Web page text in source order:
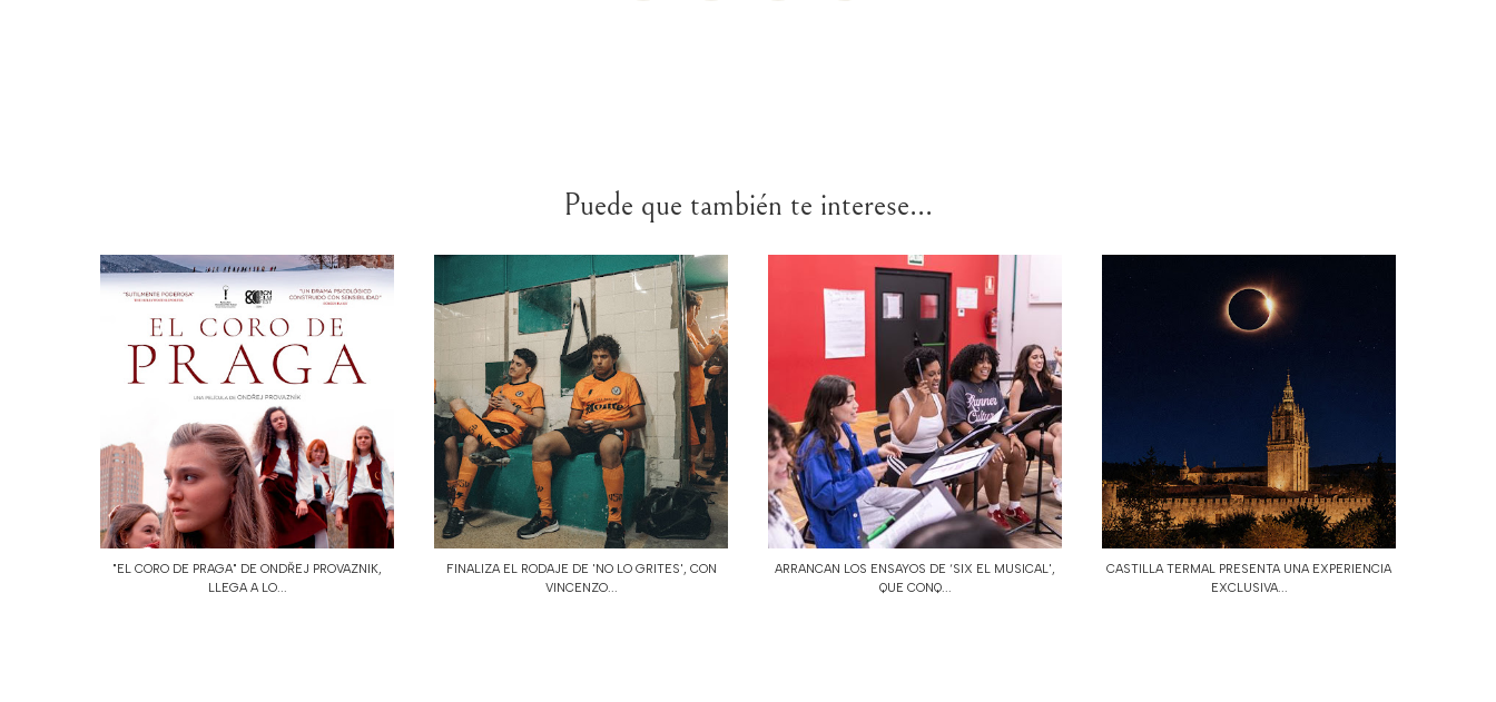
Puede que también te interese...
"EL CORO DE PRAGA" DE ONDŘEJ PROVAZNIK,
LLEGA A LO...
FINALIZA EL RODAJE DE 'NO LO GRITES', CON
VINCENZO...
ARRANCAN LOS ENSAYOS DE ‘SIX EL MUSICAL',
QUE CONQ...
CASTILLA TERMAL PRESENTA UNA EXPERIENCIA
EXCLUSIVA...